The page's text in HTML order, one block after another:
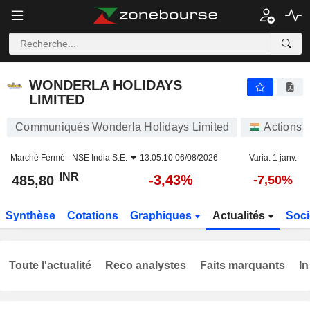
WONDERLA HOLIDAYS
LIMITED
Communiqués Wonderla Holidays Limited Actions
Marché Fermé - NSE India S.E. 13:05:10 06/08/2026 Varia. 1 janv.
485,80 INR -3,43% -7,50%
Synthèse Cotations Graphiques Actualités
Toute l'actualité Reco analystes Faits marquants